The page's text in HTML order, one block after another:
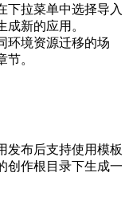
下拉菜单中选择导入
新的应用。
环境资源迁移的场
。
发布后支持使用模板
创作根目录下生成一